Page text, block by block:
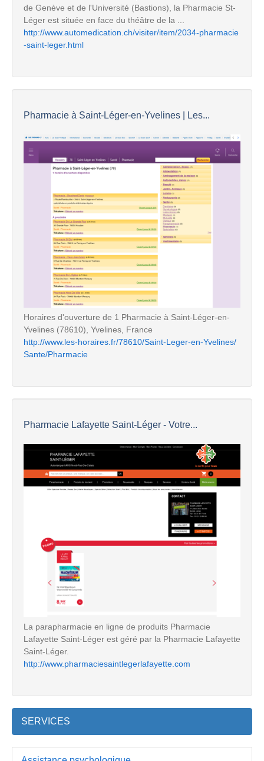
de Genève et de l'Université (Bastions), la Pharmacie St-
Léger est située en face du théâtre de la ...
http://www.automedication.ch/visiter/item/2034-pharmacie
-saint-leger.html
Pharmacie à Saint-Léger-en-Yvelines | Les...
Horaires d'ouverture de 1 Pharmacie à Saint-Léger-en-
Yvelines (78610), Yvelines, France
http://www.les-horaires.fr/78610/Saint-Leger-en-Yvelines/
Sante/Pharmacie
Pharmacie Lafayette Saint-Léger - Votre...
La parapharmacie en ligne de produits Pharmacie
Lafayette Saint-Léger est géré par la Pharmacie Lafayette
Saint-Léger.
http://www.pharmaciesaintlegerlafayette.com
SERVICES